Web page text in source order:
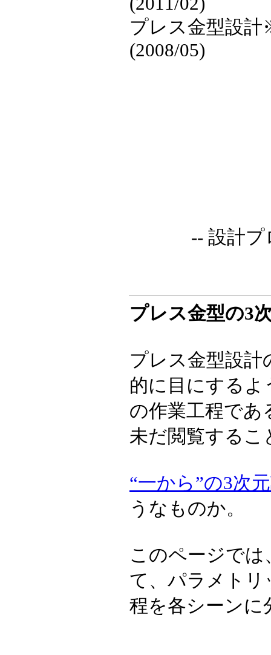
プレス金型設
(2008/05)
-- 設計
プレス金型の3
プレス金型設計
的に目にする
の作業工程であ
未だ閲覧するこ
“一から”の3次
うなものか。
このページで
て、パラメトリ
程を各シーンに